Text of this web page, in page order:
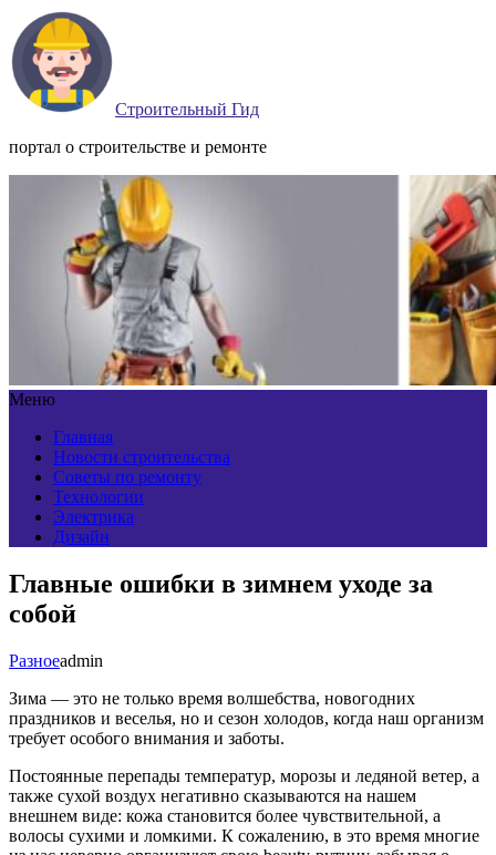
Строительный Гид
портал о строительстве и ремонте
Меню
Главная
Новости строительства
Советы по ремонту
Технологии
Электрика
Дизайн
Главные ошибки в зимнем уходе за
собой
Разноеadmin
Зима — это не только время волшебства, новогодних
праздников и веселья, но и сезон холодов, когда наш организм
требует особого внимания и заботы.
Постоянные перепады температур, морозы и ледяной ветер, а
также сухой воздух негативно сказываются на нашем
внешнем виде: кожа становится более чувствительной, а
волосы сухими и ломкими. К сожалению, в это время многие